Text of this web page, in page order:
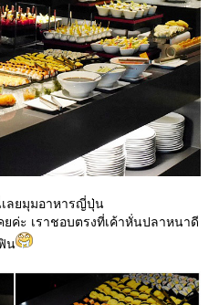
ลยมุมอาหารญี่ปุ่น
ค่ะ เราชอบตรงที่เค้าหั่นปลาหนาดี
น